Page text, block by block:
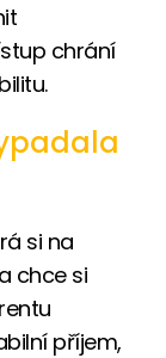
chrání
si na
chce si
příjem,